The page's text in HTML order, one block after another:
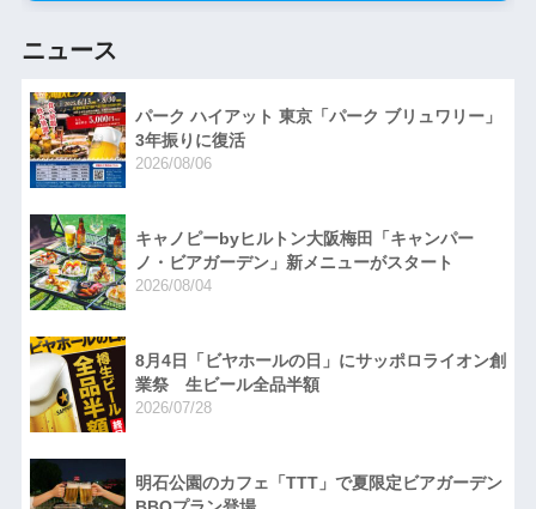
ニュース
パーク ハイアット 東京「パーク ブリュワリー」
3年振りに復活
2026/08/06
キャノピーbyヒルトン大阪梅田「キャンパー
ノ・ビアガーデン」新メニューがスタート
2026/08/04
8月4日「ビヤホールの日」にサッポロライオン創
業祭 生ビール全品半額
2026/07/28
明石公園のカフェ「TTT」で夏限定ビアガーデン